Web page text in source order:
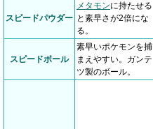
スピードパウダー
メタモンに持たせる
と素早さが2倍にな
る。
スピードボール
素早いポケモンを捕
まえやすい。ガンテ
ツ製のボール。